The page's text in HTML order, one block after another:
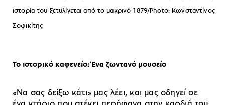
ιστορία του ξετυλίγεται από το μακρινό 1879/Photo: Κωνσταντίνος
Σοφικίτης
Το ιστορικό καφενείο: Ένα ζωντανό μουσείο
«Να σας δείξω κάτι» μας λέει, και μας οδηγεί σε